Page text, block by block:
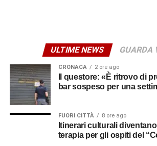
allontanarli se non avessero accettato
contribuendo così a mantenere le
sfruttamento e dipendenza economica e
© RIPRODUZIONE RISERVATA
ULTIME NEWS GUARDA
CRONACA 2 ore ago
Il questore: «È ritrovo di
bar sospeso per una
FUORI CITTÀ 8 ore ago
Itinerari culturali
terapia per gli ospiti del